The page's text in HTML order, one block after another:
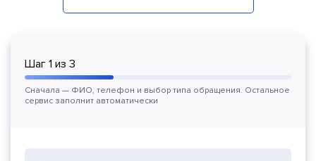
Шаг 1 из 3
Сначала — ФИО, телефон и выбор типа обращения. Остальное
сервис заполнит автоматически